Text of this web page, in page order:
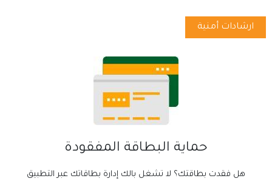
ارشادات أمنية
حماية البطاقة المفقودة
هل فقدت بطاقتك؟ لا تشغل بالك إدارة بطاقاتك عبر التطبيق